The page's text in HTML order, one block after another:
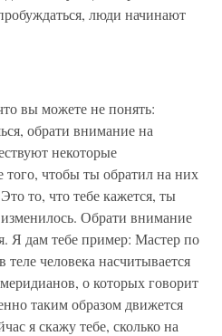
люди начинают
вы можете не понять:
обрати внимание на
некоторые
чтобы ты обратил на них
то, что тебе кажется, ты
Обрати внимание
Я дам тебе пример: Мастер по
теле человека насчитывается
о которых говорит
таким образом движется
я скажу тебе, сколько на